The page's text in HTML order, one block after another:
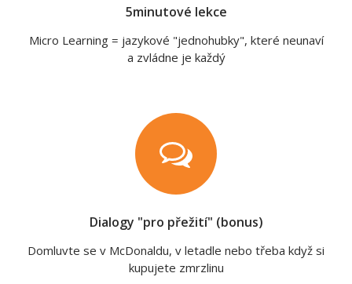
5minutové lekce
Micro Learning = jazykové "jednohubky", které neunaví
a zvládne je každý
Dialogy "pro přežití" (bonus)
Domluvte se v McDonaldu, v letadle nebo třeba když si
kupujete zmrzlinu